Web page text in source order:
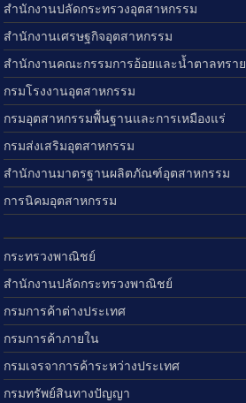
สำนักงานปลัดกระทรวงอุตสาหกรรม
สำนักงานเศรษฐกิจอุตสาหกรรม
สำนักงานคณะกรรมการอ้อยและน้ำตาลทราย
กรมโรงงานอุตสาหกรรม
กรมอุตสาหกรรมพื้นฐานและการเหมืองแร่
กรมส่งเสริมอุตสาหกรรม
สำนักงานมาตรฐานผลิตภัณฑ์อุตสาหกรรม
การนิคมอุตสาหกรรม
กระทรวงพาณิชย์
สำนักงานปลัดกระทรวงพาณิชย์
กรมการค้าต่างประเทศ
กรมการค้าภายใน
กรมเจรจาการค้าระหว่างประเทศ
กรมทรัพย์สินทางปัญญา